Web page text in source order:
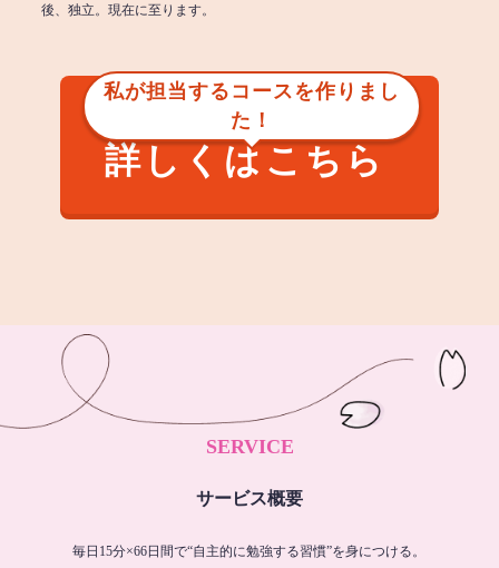
後、独立。現在に至ります。
私が担当するコースを作りまし
た！
詳しくはこちら
SERVICE
サービス概要
毎日15分×66日間で“自主的に勉強する習慣”を身につける。